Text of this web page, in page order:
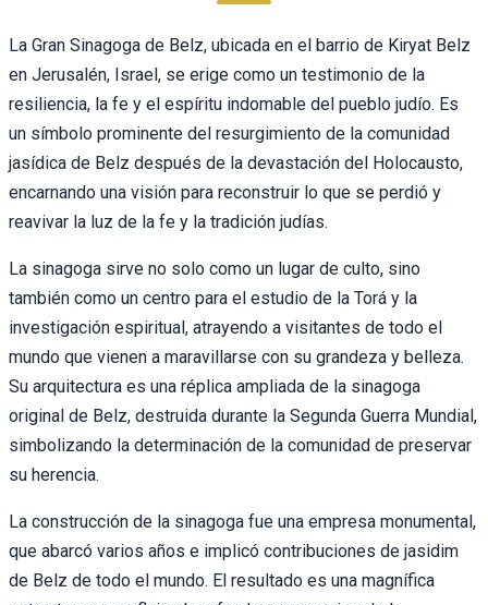
La Gran Sinagoga de Belz, ubicada en el barrio de Kiryat Belz
en Jerusalén, Israel, se erige como un testimonio de la
resiliencia, la fe y el espíritu indomable del pueblo judío. Es
un símbolo prominente del resurgimiento de la comunidad
jasídica de Belz después de la devastación del Holocausto,
encarnando una visión para reconstruir lo que se perdió y
reavivar la luz de la fe y la tradición judías.
La sinagoga sirve no solo como un lugar de culto, sino
también como un centro para el estudio de la Torá y la
investigación espiritual, atrayendo a visitantes de todo el
mundo que vienen a maravillarse con su grandeza y belleza.
Su arquitectura es una réplica ampliada de la sinagoga
original de Belz, destruida durante la Segunda Guerra Mundial,
simbolizando la determinación de la comunidad de preservar
su herencia.
La construcción de la sinagoga fue una empresa monumental,
que abarcó varios años e implicó contribuciones de jasidim
de Belz de todo el mundo. El resultado es una magnífica